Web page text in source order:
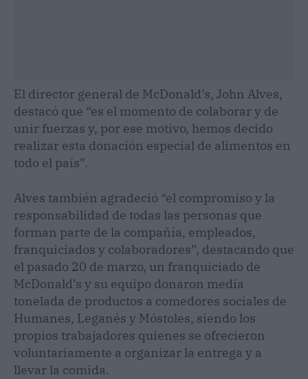
El director general de McDonald’s, John Alves,
destacó que “es el momento de colaborar y de
unir fuerzas y, por ese motivo, hemos decido
realizar esta donación especial de alimentos en
todo el país”.
Alves también agradeció “el compromiso y la
responsabilidad de todas las personas que
forman parte de la compañía, empleados,
franquiciados y colaboradores”, destacando que
el pasado 20 de marzo, un franquiciado de
McDonald’s y su equipo donaron media
tonelada de productos a comedores sociales de
Humanes, Leganés y Móstoles, siendo los
propios trabajadores quienes se ofrecieron
voluntariamente a organizar la entrega y a
llevar la comida.